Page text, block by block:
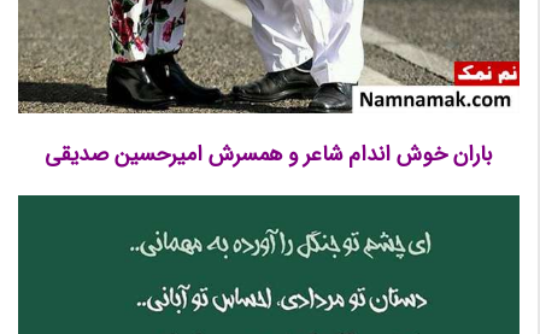
باران خوش اندام شاعر و همسرش امیرحسین صدیقی